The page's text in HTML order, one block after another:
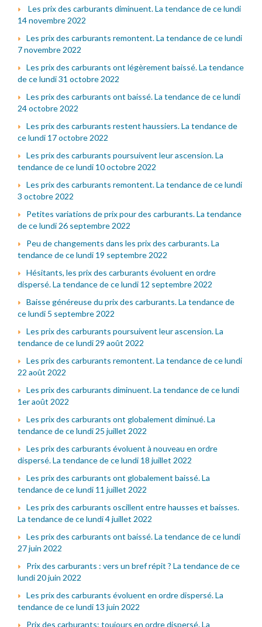
Les prix des carburants diminuent. La tendance de ce lundi
14 novembre 2022
Les prix des carburants remontent. La tendance de ce lundi
7 novembre 2022
Les prix des carburants ont légèrement baissé. La tendance
de ce lundi 31 octobre 2022
Les prix des carburants ont baissé. La tendance de ce lundi
24 octobre 2022
Les prix des carburants restent haussiers. La tendance de
ce lundi 17 octobre 2022
Les prix des carburants poursuivent leur ascension. La
tendance de ce lundi 10 octobre 2022
Les prix des carburants remontent. La tendance de ce lundi
3 octobre 2022
Petites variations de prix pour des carburants. La tendance
de ce lundi 26 septembre 2022
Peu de changements dans les prix des carburants. La
tendance de ce lundi 19 septembre 2022
Hésitants, les prix des carburants évoluent en ordre
dispersé. La tendance de ce lundi 12 septembre 2022
Baisse généreuse du prix des carburants. La tendance de
ce lundi 5 septembre 2022
Les prix des carburants poursuivent leur ascension. La
tendance de ce lundi 29 août 2022
Les prix des carburants remontent. La tendance de ce lundi
22 août 2022
Les prix des carburants diminuent. La tendance de ce lundi
1er août 2022
Les prix des carburants ont globalement diminué. La
tendance de ce lundi 25 juillet 2022
Les prix des carburants évoluent à nouveau en ordre
dispersé. La tendance de ce lundi 18 juillet 2022
Les prix des carburants ont globalement baissé. La
tendance de ce lundi 11 juillet 2022
Les prix des carburants oscillent entre hausses et baisses.
La tendance de ce lundi 4 juillet 2022
Les prix des carburants ont baissé. La tendance de ce lundi
27 juin 2022
Prix des carburants : vers un bref répit ? La tendance de ce
lundi 20 juin 2022
Les prix des carburants évoluent en ordre dispersé. La
tendance de ce lundi 13 juin 2022
Prix des carburants: toujours en ordre dispersé. La